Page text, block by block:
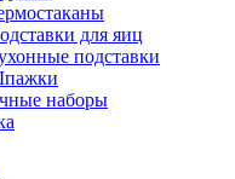
для яиц
подставки
наборы